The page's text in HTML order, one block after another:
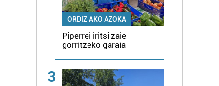
ORDIZIAKO AZOKA
Piperrei iritsi zaie
gorritzeko garaia
3